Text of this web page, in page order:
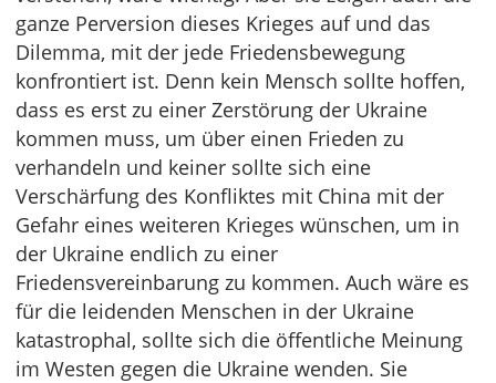
ganze Perversion dieses Krieges auf und das
Dilemma, mit der jede Friedensbewegung
konfrontiert ist. Denn kein Mensch sollte hoffen,
dass es erst zu einer Zerstörung der Ukraine
kommen muss, um über einen Frieden zu
verhandeln und keiner sollte sich eine
Verschärfung des Konfliktes mit China mit der
Gefahr eines weiteren Krieges wünschen, um in
der Ukraine endlich zu einer
Friedensvereinbarung zu kommen. Auch wäre es
für die leidenden Menschen in der Ukraine
katastrophal, sollte sich die öffentliche Meinung
im Westen gegen die Ukraine wenden. Sie